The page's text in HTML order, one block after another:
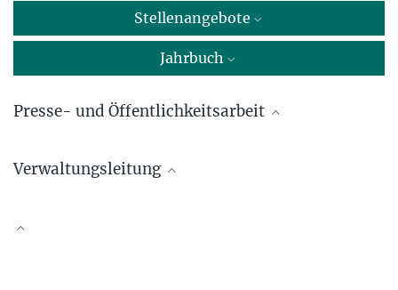
Stellenangebote
Jahrbuch
Presse- und Öffentlichkeitsarbeit
Christiane Kofri
Verwaltungsleitung